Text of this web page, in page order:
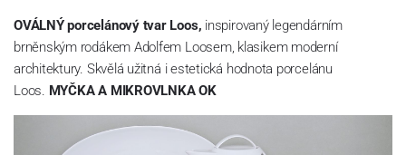
OVÁLNÝ porcelánový tvar Loos, inspirovaný legendárním
brněnským rodákem Adolfem Loosem, klasikem moderní
architektury. Skvělá užitná i estetická hodnota porcelánu
Loos. MYČKA A MIKROVLNKA OK